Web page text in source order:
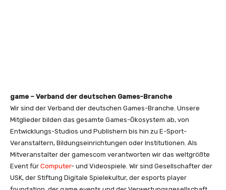
game – Verband der deutschen Games-Branche
Wir sind der Verband der deutschen Games-Branche. Unsere
Mitglieder bilden das gesamte Games-Ökosystem ab, von
Entwicklungs-Studios und Publishern bis hin zu E-Sport-
Veranstaltern, Bildungseinrichtungen oder Institutionen. Als
Mitveranstalter der gamescom verantworten wir das weltgrößte
Event für Computer- und Videospiele. Wir sind Gesellschafter der
USK, der Stiftung Digitale Spielekultur, der esports player